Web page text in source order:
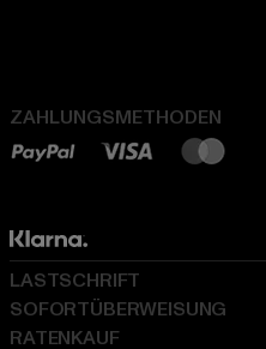
ZAHLUNGSMETHODEN
LASTSCHRIFT
SOFORTÜBERWEISUNG
RATENKAUF